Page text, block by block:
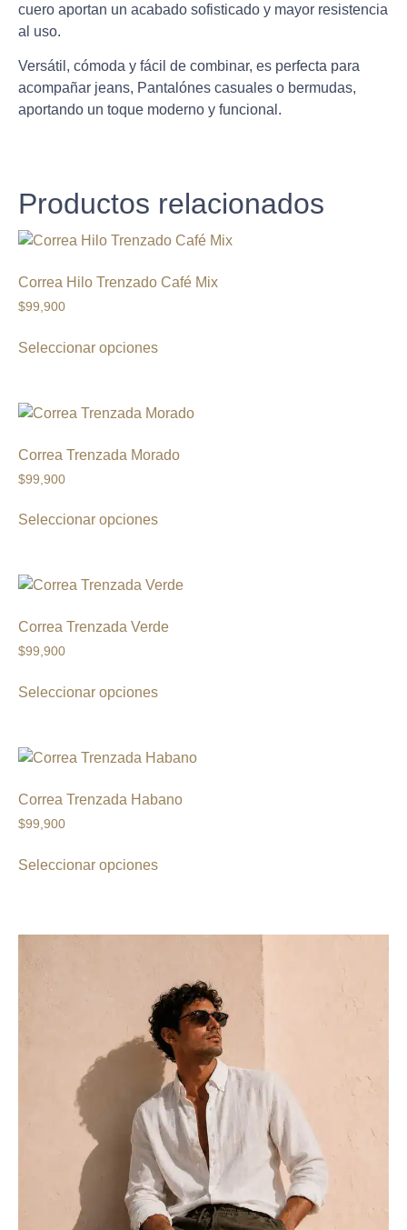
cuero aportan un acabado sofisticado y mayor resistencia
al uso.
Versátil, cómoda y fácil de combinar, es perfecta para
acompañar jeans, Pantalónes casuales o bermudas,
aportando un toque moderno y funcional.
Productos relacionados
Correa Hilo Trenzado Café Mix
$99,900
Seleccionar opciones
Correa Trenzada Morado
$99,900
Seleccionar opciones
Correa Trenzada Verde
$99,900
Seleccionar opciones
Correa Trenzada Habano
$99,900
Seleccionar opciones